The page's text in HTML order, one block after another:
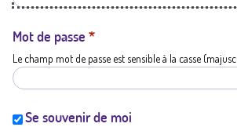
a
t
i
Mot de passe *
Le champ mot de passe est sensible à la casse
Se souvenir de moi